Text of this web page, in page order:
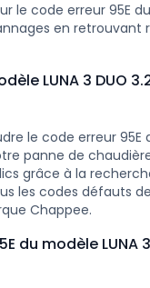
code erreur 95E du
en retrouvant
LUNA 3 DUO
le code erreur 95E
panne de
grâce à la
les codes défauts
Chappee.
modèle LUNA 3